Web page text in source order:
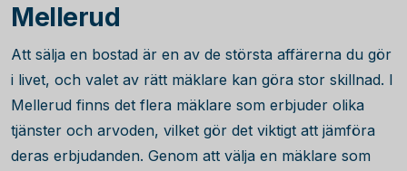
Mellerud
Att sälja en bostad är en av de största affärerna du gör
i livet, och valet av rätt mäklare kan göra stor skillnad. I
Mellerud finns det flera mäklare som erbjuder olika
tjänster och arvoden, vilket gör det viktigt att jämföra
deras erbjudanden. Genom att välja en mäklare som